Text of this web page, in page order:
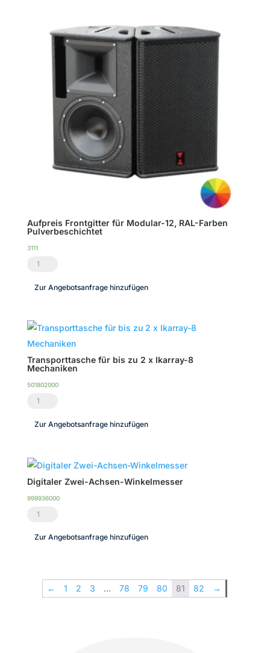
Menge
Aufpreis Frontgitter für Modular-12, RAL-Farben
Pulverbeschichtet
3111
Aufpreis
12,
RAL-
Farben
Pulverbeschichtet
Menge
Zur Angebotsanfrage hinzufügen
Transporttasche für bis zu 2 x Ikarray-8
Mechaniken
501802000
Transporttasche
2
x
Ikarray-
Menge
Zur Angebotsanfrage hinzufügen
Digitaler Zwei-Achsen-Winkelmesser
999936000
Digitaler
Achsen-
Zur Angebotsanfrage hinzufügen
← 1 2 3 … 78 79 80 81 82 →